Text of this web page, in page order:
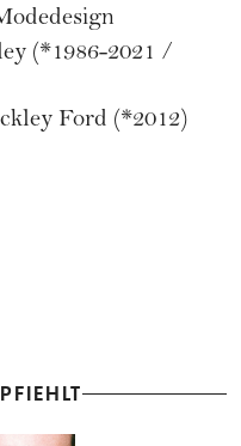
(*1986-2021 /
Ford (*2012)